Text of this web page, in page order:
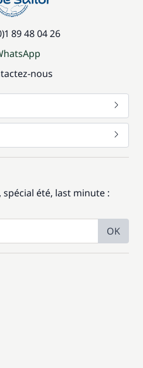
89 48 04 26
nous
été, last minute :
OK